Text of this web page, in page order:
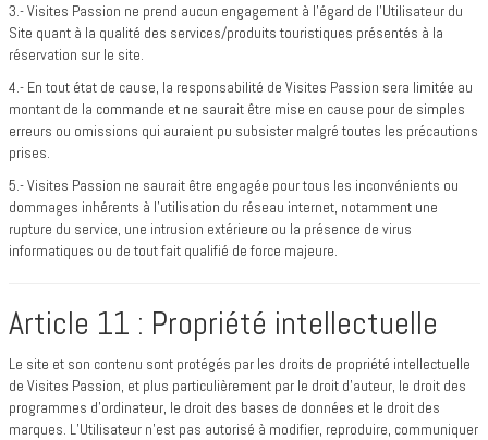
3.- Visites Passion ne prend aucun engagement à l’égard de l’Utilisateur du
Site quant à la qualité des services/produits touristiques présentés à la
réservation sur le site.
4.- En tout état de cause, la responsabilité de Visites Passion sera limitée au
montant de la commande et ne saurait être mise en cause pour de simples
erreurs ou omissions qui auraient pu subsister malgré toutes les précautions
prises.
5.- Visites Passion ne saurait être engagée pour tous les inconvénients ou
dommages inhérents à l’utilisation du réseau internet, notamment une
rupture du service, une intrusion extérieure ou la présence de virus
informatiques ou de tout fait qualifié de force majeure.
Article 11 : Propriété intellectuelle
Le site et son contenu sont protégés par les droits de propriété intellectuelle
de Visites Passion, et plus particulièrement par le droit d’auteur, le droit des
programmes d’ordinateur, le droit des bases de données et le droit des
marques. L’Utilisateur n’est pas autorisé à modifier, reproduire, communiquer